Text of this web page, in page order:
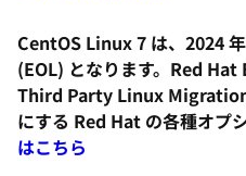
CentOS Linux 7 は、2024
(EOL) となります。Red
Third Party Linux
にする Red Hat の各種オプ
はこちら